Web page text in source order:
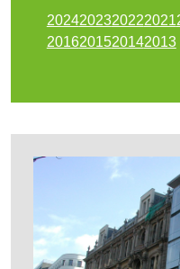
2024202320222021
2016201520142013